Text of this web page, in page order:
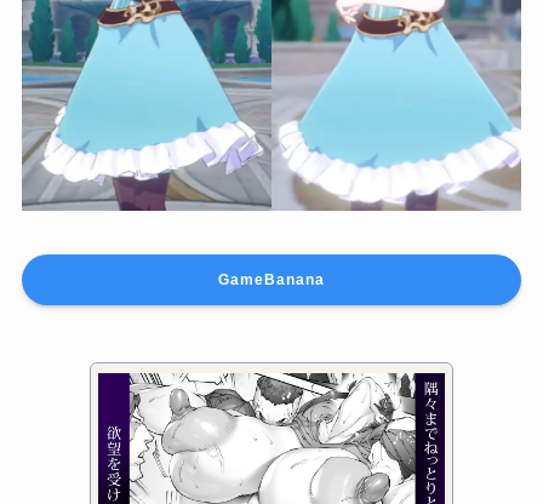
GameBanana
Swimsuit Faruzan (fix)